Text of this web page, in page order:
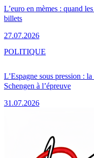
L’euro en mèmes : quand
billets
27.07.2026
L’Espagne sous pression :
Schengen à l’épreuve
31.07.2026
POLITIQUE